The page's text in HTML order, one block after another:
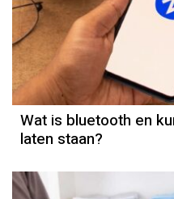
Wat is bluetooth en
laten staan?